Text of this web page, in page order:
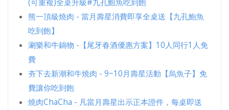
(可重複)全桌升級#九孔鮑魚吃到飽
熊一頂級燒肉 - 當月壽星消費即享全桌送【九孔鮑魚
吃到飽】
涮樂和牛鍋物 -【尾牙春酒優惠方案】10人同行1人免
費
夯下去新潮和牛燒肉 - 9~10月壽星活動【烏魚子】免
費讓你吃到飽
燒肉ChaCha - 凡當月壽星出示正本證件，每桌即送